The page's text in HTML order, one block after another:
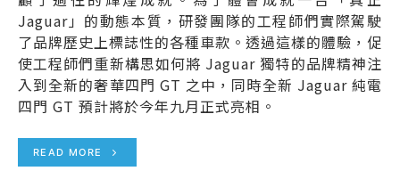
Jaguar」的動態本質，研發團隊的工程師們實際駕駛
了品牌歷史上標誌性的各種車款。透過這樣的體驗，促
使工程師們重新構思如何將 Jaguar 獨特的品牌精神注
入到全新的奢華四門 GT 之中，同時全新 Jaguar 純電
四門 GT 預計將於今年九月正式亮相。
READ MORE